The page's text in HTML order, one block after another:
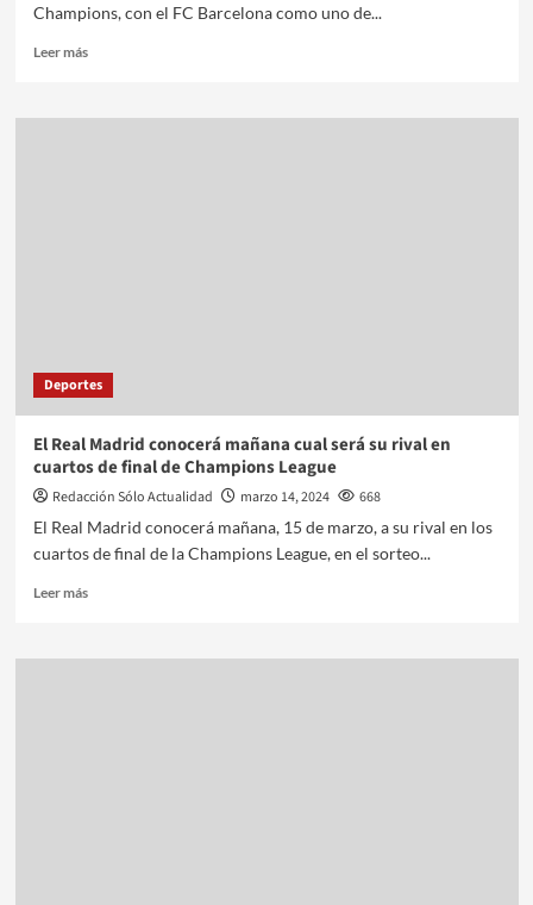
Champions, con el FC Barcelona como uno de...
Leer más
Deportes
El Real Madrid conocerá mañana cual será su rival en
cuartos de final de Champions League
Redacción Sólo Actualidad marzo 14, 2024
668
El Real Madrid conocerá mañana, 15 de marzo, a su rival en los
cuartos de final de la Champions League, en el sorteo...
Leer más